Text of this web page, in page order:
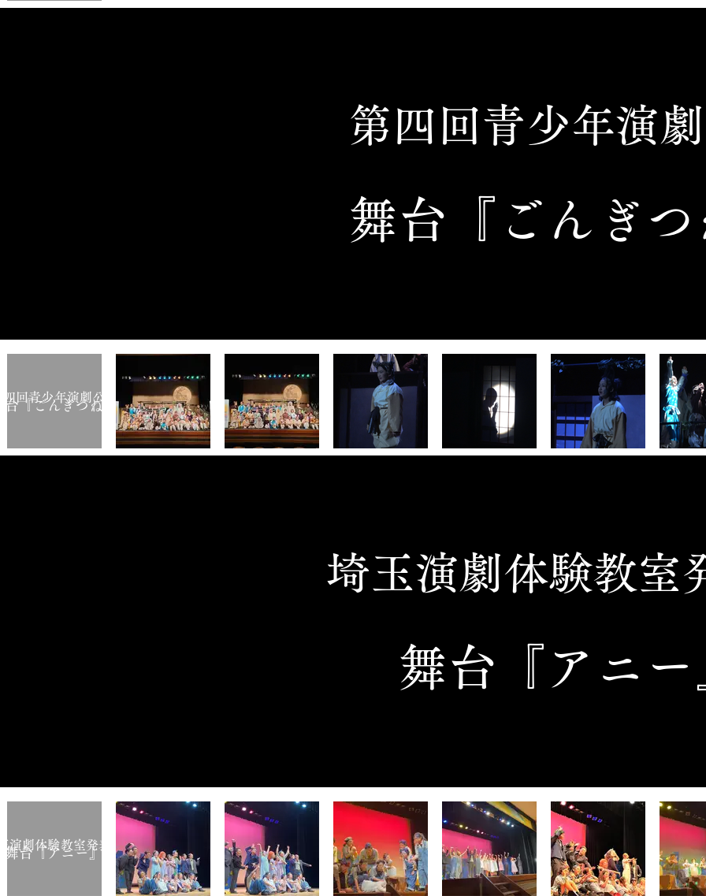
第四回青少年演
舞台『ごんぎ
四回青少年演劇公演
台『ごんぎつね』
埼玉演劇体験教室
舞台『アニー
演劇体験教室発表会
​舞台『アニー』